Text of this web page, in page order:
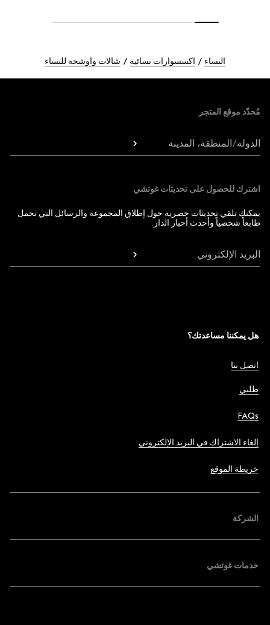
النساء اكسسوارات نسائية شالات وأوشحة للنساء
مُحدّد موقع المتجر
الدولة/المنطقة، المدينة
اشترك للحصول على تحديثات غوتشي
يمكنك تلقي تحديثات حصرية حول إطلاق المجموعة والرسائل التي تحمل
طابعاً شخصياً وأحدث أخبار الدار.
البريد الإلكتروني
هل يمكننا مساعدتك؟
اتصل بنا
طلبي
FAQs
إلغاء الاشتراك في البريد الإلكتروني
خريطة الموقع
الشركة
خدمات غوتشي